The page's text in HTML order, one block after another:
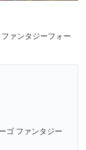
ァンタジーフォー
ゴ ファンタジー